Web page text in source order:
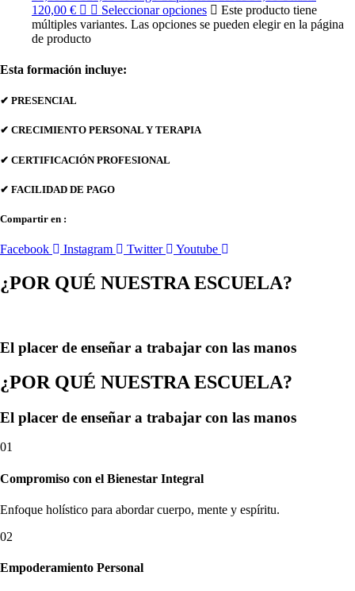
120,00 €
Seleccionar opciones
Este producto tiene
múltiples variantes. Las opciones se pueden elegir en la página
de producto
Esta formación incluye:
✔ PRESENCIAL
✔ CRECIMIENTO PERSONAL Y TERAPIA
✔ CERTIFICACIÓN PROFESIONAL
✔ FACILIDAD DE PAGO
Compartir en :
Facebook Instagram Twitter Youtube
¿POR QUÉ NUESTRA ESCUELA?
El placer de enseñar a trabajar con las manos
¿POR QUÉ NUESTRA ESCUELA?
El placer de enseñar a trabajar con las manos
01
Compromiso con el Bienestar Integral
Enfoque holístico para abordar cuerpo, mente y espíritu.
02
Empoderamiento Personal